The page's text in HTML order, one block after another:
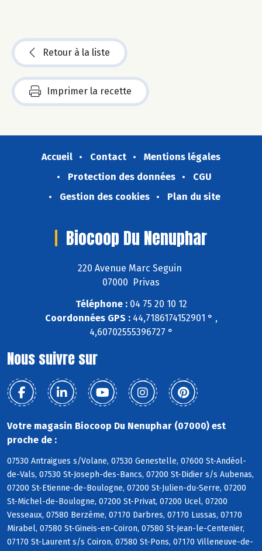
Retour à la liste
Imprimer la recette
Accueil Contact
Mentions légales
Protection des données
CGU
Gestion des cookies
Plan du site
Biocoop Du Nenuphar
220 Avenue Marc Seguin
07000 Privas
Téléphone :04 75 20 10 12
Coordonnées GPS :44,7186174152901 ° ,
4,60702555396727 °
Nous suivre sur
Votre magasin Biocoop Du Nenuphar (07000) est
proche de :
07530 Antraigues s/Volane, 07530 Genestelle, 07600 St-Andéol-
de-Vals, 07530 St-Joseph-des-Bancs, 07200 St-Didier s/s Aubenas,
07200 St-Etienne-de-Boulogne, 07200 St-Julien-du-Serre, 07200
St-Michel-de-Boulogne, 07200 St-Privat, 07200 Ucel, 07200
Vesseaux, 07580 Berzème, 07170 Darbres, 07170 Lussas, 07170
Mirabel, 07580 St-Gineis-en-Coiron, 07580 St-Jean-le-Centenier,
07170 St-Laurent s/s Coiron, 07580 St-Pons, 07170 Villeneuve-de-